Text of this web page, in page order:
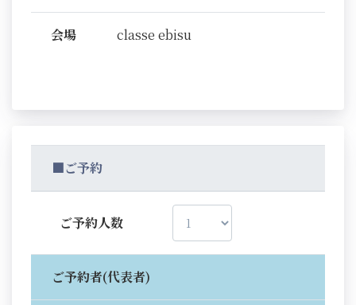
会場 classe ebisu
■ご予約
ご予約人数
ご予約者(代表者)